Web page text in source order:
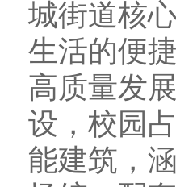
城街道核
生活的便
高质量发
设，校园
能建筑，